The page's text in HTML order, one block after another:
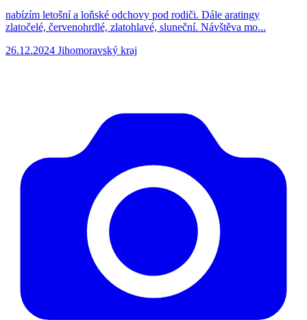
nabízím letošní a loňské odchovy pod rodiči. Dále aratingy
zlatočelé, červenohrdlé, zlatohlavé, sluneční. Návštěva mo...
26.12.2024 Jihomoravský kraj